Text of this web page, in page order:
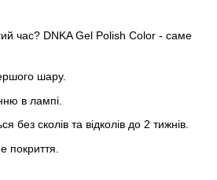
час? DNKA Gel Polish Color - саме
шару.
в лампі.
сколів та відколів до 2 тижнів.
покриття.